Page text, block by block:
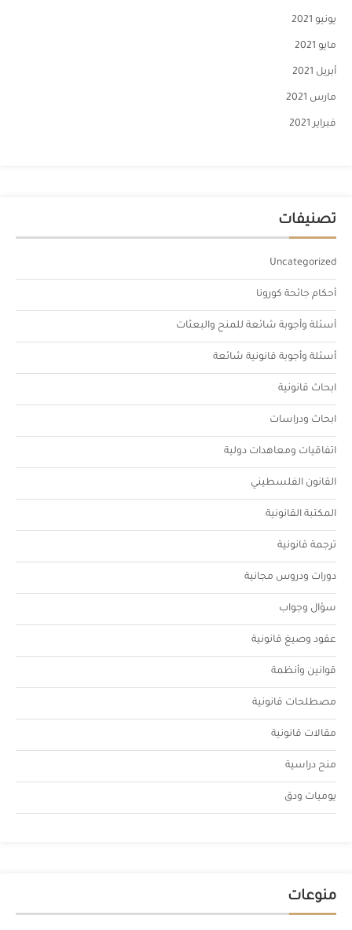
يونيو 2021
مايو 2021
أبريل 2021
مارس 2021
فبراير 2021
تصنيفات
Uncategorized
أحكام جائحة كورونا
أسئلة وأجوبة شائعة للمنح والبعثات
أسئلة وأجوبة قانونية شائعة
ابحاث قانونية
ابحاث ودراسات
اتفاقيات ومعاهدات دولية
القانون الفلسطيني
المكتبة القانونية
ترجمة قانونية
دورات ودروس مجانية
سؤال وجواب
عقود وصيغ قانونية
قوانين وأنظمة
مصطلحات قانونية
مقالات قانونية
منح دراسية
يوميات ودق
منوعات